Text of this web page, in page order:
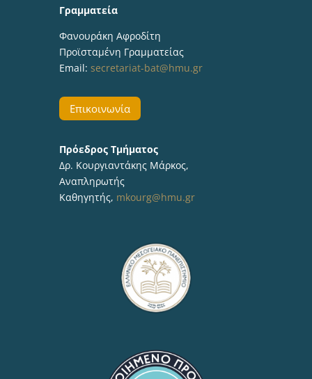
Γραμματεία
Φανουράκη Αφροδίτη
Προϊσταμένη Γραμματείας
Email: secretariat-bat@hmu.gr
Επικοινωνία
Πρόεδρος Τμήματος
Δρ. Κουργιαντάκης Μάρκος,
Αναπληρωτής
Καθηγητής, mkourg@hmu.gr